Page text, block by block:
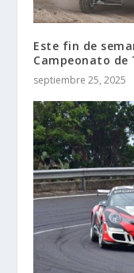
Este fin de
Campeonato de
septiembre 25, 2025